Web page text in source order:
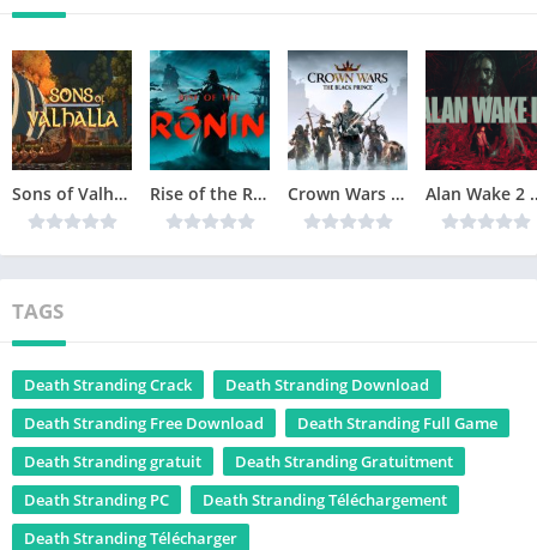
Sons of Valhalla Version Complète jeu pour PC Rise of the Ronin Version Complète jeu pour PC Crown Wars The Black Prince Version Complète jeu pour PC Alan Wake
TAGS
Death Stranding Crack
Death Stranding Download
Death Stranding Free Download
Death Stranding Full Game
Death Stranding gratuit
Death Stranding Gratuitment
Death Stranding PC
Death Stranding Téléchargement
Death Stranding Télécharger